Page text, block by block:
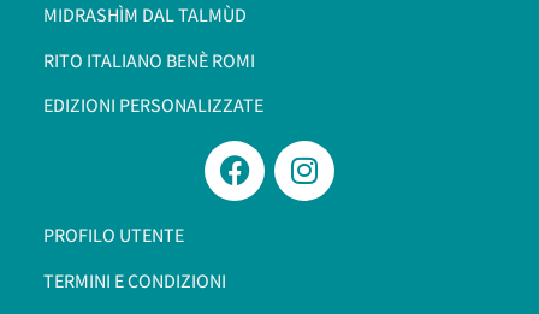
MIDRASHÌM DAL TALMÙD
RITO ITALIANO BENÈ ROMI​
EDIZIONI PERSONALIZZATE
PROFILO UTENTE
TERMINI E CONDIZIONI